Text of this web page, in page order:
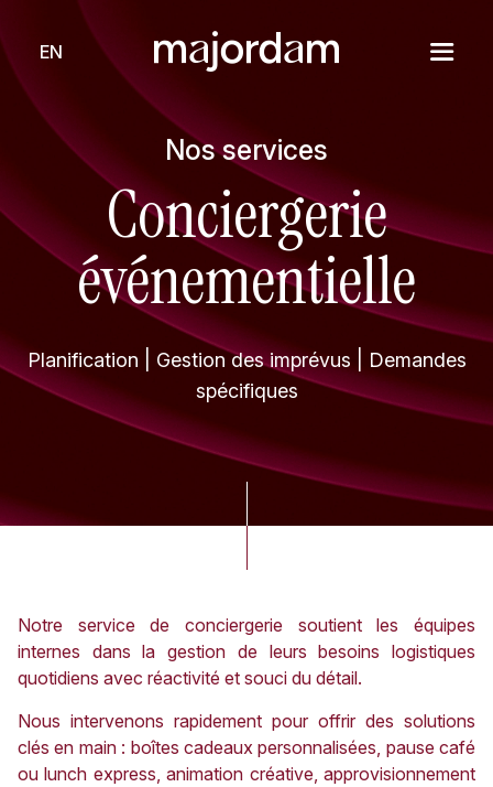
EN
Nos services
Conciergerie
événementielle
Planification | Gestion des imprévus | Demandes
spécifiques
Notre service de conciergerie soutient les équipes
internes dans la gestion de leurs besoins logistiques
quotidiens avec réactivité et souci du détail.
Nous intervenons rapidement pour offrir des solutions
clés en main : boîtes cadeaux personnalisées, pause café
ou lunch express, animation créative, approvisionnement